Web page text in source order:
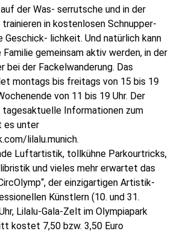
der Was- serrutsche und in der
in kostenlosen Schnupper-
Geschick- lichkeit. Und natürlich kann
Familie gemeinsam aktiv werden, in der
bei der Fackelwanderung. Das
montags bis freitags von 15 bis 19
von 11 bis 19 Uhr. Der
Informationen zum
es unter
lilalu.munich.
Luftartistik, tollkühne Parkourtricks,
und vieles mehr erwartet das
der einzigartigen Artistik-
Künstlern (10. und 31.
Lilalu-Gala-Zelt im Olympiapark
kostet 7,50 bzw. 3,50 Euro